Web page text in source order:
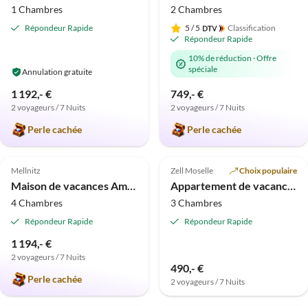
1 Chambres
Répondeur Rapide
Annulation gratuite
1 192,- €
2 voyageurs / 7 Nuits
Perle cachée
2 Chambres
5 / 5
Classification
Répondeur Rapide
10% de réduction ·Offre
spéciale
749,- €
2 voyageurs / 7 Nuits
Perle cachée
Annonce
5.0 (11)
Mellnitz
Maison de vacances Amour de la campagne sous le chaume à Rügen
4 Chambres
Répondeur Rapide
1 194,- €
2 voyageurs / 7 Nuits
Perle cachée
Annonce
4.9 (11)
Zell Moselle Choix populaire
Appartement de vacances B - Maison Hoffmann
3 Chambres
Répondeur Rapide
490,- €
2 voyageurs / 7 Nuits
Annonce
5.0 (1)
Annonce